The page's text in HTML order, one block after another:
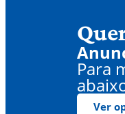
Para
Ver